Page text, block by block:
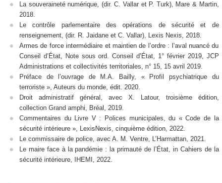
La souveraineté numérique, (dir. C. Vallar et P. Turk), Mare & Martin,
2018.
Le contrôle parlementaire des opérations de sécurité et de
renseignement, (dir. R. Jaidane et C. Vallar), Lexis Nexis, 2018.
Armes de force intermédiaire et maintien de l’ordre : l’aval nuancé du
Conseil d’État, Note sous ord. Conseil d’État, 1° février 2019, JCP
Administrations et collectivités territoriales, n° 15, 15 avril 2019.
Préface de l’ouvrage de M.A. Bailly, « Profil psychiatrique du
terroriste », Auteurs du monde, édit. 2020.
Droit administratif général , avec X. Latour, troisième édition,
collection Grand amphi, Bréal, 2019.
Commentaires du Livre V : Polices municipales, du « Code de la
sécurité intérieure », LexisNexis, cinquième édition, 2022.
Le commissaire de police, avec A. M. Ventre, L’Harmattan, 2021.
Le maire face à la pandémie : la primauté de l’État, in Cahiers de la
sécurité intérieure, IHEMI, 2022.